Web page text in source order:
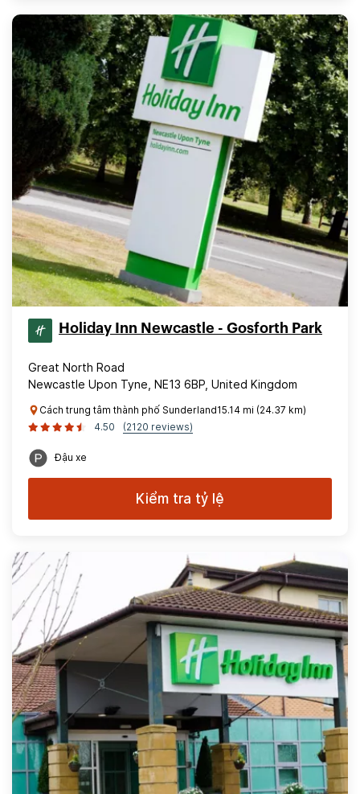
Holiday Inn Newcastle - Gosforth Park
Great North Road
Newcastle Upon Tyne, NE13 6BP, United Kingdom
Cách trung tâm thành phố Sunderland15.14 mi (24.37 km)
4.50
(2120 reviews)
Đậu xe
Kiểm tra tỷ lệ